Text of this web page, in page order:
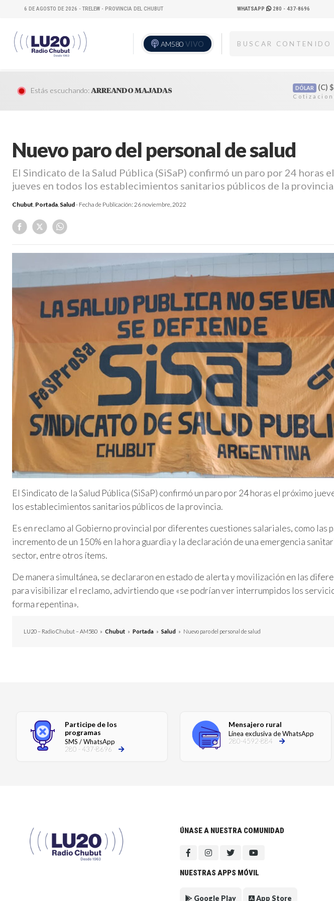
6 DE AGOSTO DE 2026 - TRELEW - PROVINCIA DEL CHUBUT WHATSAPP 280 - 437-8696
AM580 VIVO
Estás escuchando: ARREANDO MAJADAS DÓLAR (C) $
Nuevo paro del personal de salud
El Sindicato de la Salud Pública (SiSaP) confirmó un paro por 24 horas
jueves en todos los establecimientos sanitarios públicos de la
Chubut, Portada, Salud- Fecha de Publicación: 26 noviembre, 2022
El Sindicato de la Salud Pública (SiSaP) confirmó un paro por 24 horas el próximo
los establecimientos sanitarios públicos de la provincia.
Es en reclamo al Gobierno provincial por diferentes cuestiones salariales, como las
incremento de un 150% en la hora guardia y la declaración de una emergencia
sector, entre otros ítems.
De manera simultánea, se declararon en estado de alerta y movilización en las
para visibilizar el reclamo, advirtiendo que «se podrían ver interrumpidos los
forma repentina».
LU20 – Radio Chubut – AM580 » Chubut » Portada » Salud » Nuevo paro del personal de salud
Participe de los
programas
SMS / WhatsApp
280 - 437-8696
Mensajero rural
Línea exclusiva de WhatsApp
280-4592-884
ÚNASE A NUESTRA COMUNIDAD
NUESTRAS APPS MÓVIL
Google Play App Store